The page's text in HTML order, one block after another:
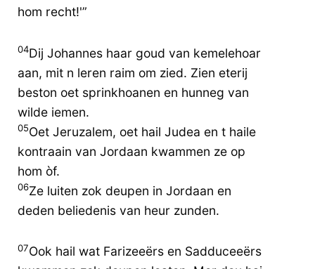
hom recht!'”
04Dij Johannes haar goud van kemelehoar
aan, mit n leren raim om zied. Zien eterij
beston oet sprinkhoanen en hunneg van
wilde iemen.
05Oet Jeruzalem, oet hail Judea en t haile
kontraain van Jordaan kwammen ze op
hom òf.
06Ze luiten zok deupen in Jordaan en
deden beliedenis van heur zunden.
07Ook hail wat Farizeeërs en Sadduceeërs